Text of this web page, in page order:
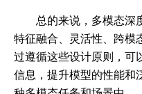
总的来说，多模态深
特征融合、灵活性、跨模
过遵循这些设计原则，可
信息，提升模型的性能和